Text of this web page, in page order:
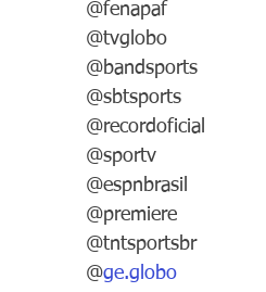
@fenapaf
@tvglobo
@bandsports
@sbtsports
@recordoficial
@sportv
@espnbrasil
@premiere
@tntsportsbr
@ge.globo